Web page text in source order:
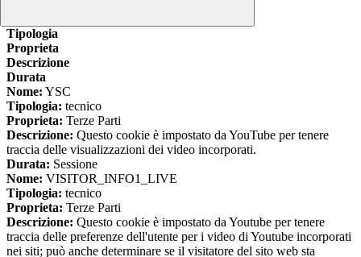
Tipologia
Proprieta
Descrizione
Durata
Nome: YSC
Tipologia: tecnico
Proprieta: Terze Parti
Descrizione: Questo cookie è impostato da YouTube per tenere
traccia delle visualizzazioni dei video incorporati.
Durata: Sessione
Nome: VISITOR_INFO1_LIVE
Tipologia: tecnico
Proprieta: Terze Parti
Descrizione: Questo cookie è impostato da Youtube per tenere
traccia delle preferenze dell'utente per i video di Youtube incorporati
nei siti; può anche determinare se il visitatore del sito web sta